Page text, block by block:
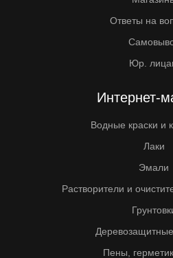
Ответы на
Юр.
Интернет-
Водные краски и
Лаки
Эмали
Растворители и
Пены,